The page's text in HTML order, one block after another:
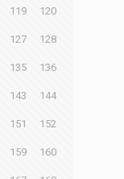
119 120
127 128
135 136
143 144
151 152
159 160